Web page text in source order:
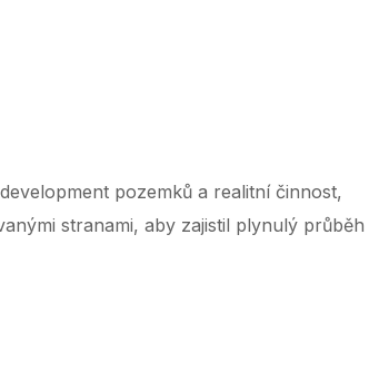
pozemků a realitní činnost,
stranami, aby zajistil plynulý průběh